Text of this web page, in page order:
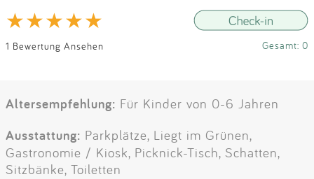
1 Bewertung Ansehen Gesamt: 0
Altersempfehlung: Für Kinder von 0-6 Jahren
Ausstattung: Parkplätze, Liegt im Grünen,
Gastronomie / Kiosk, Picknick-Tisch, Schatten,
Sitzbänke, Toiletten